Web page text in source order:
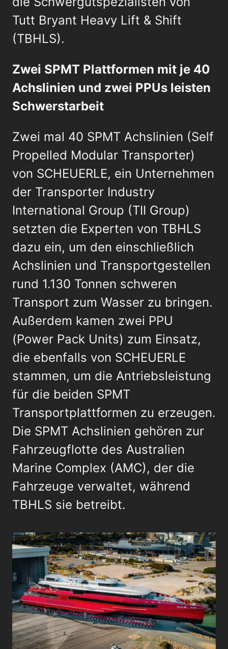
Tutt Bryant Heavy Lift & Shift
(TBHLS).
Zwei SPMT Plattformen mit je 40
Achslinien und zwei PPUs leisten
Schwerstarbeit
Zwei mal 40 SPMT Achslinien (Self
Propelled Modular Transporter)
von SCHEUERLE, ein Unternehmen
der Transporter Industry
International Group (TII Group)
setzten die Experten von TBHLS
dazu ein, um den einschließlich
Achslinien und Transportgestellen
rund 1.130 Tonnen schweren
Transport zum Wasser zu bringen.
Außerdem kamen zwei PPU
(Power Pack Units) zum Einsatz,
die ebenfalls von SCHEUERLE
stammen, um die Antriebsleistung
für die beiden SPMT
Transportplattformen zu erzeugen.
Die SPMT Achslinien gehören zur
Fahrzeugflotte des Australien
Marine Complex (AMC), der die
Fahrzeuge verwaltet, während
TBHLS sie betreibt.